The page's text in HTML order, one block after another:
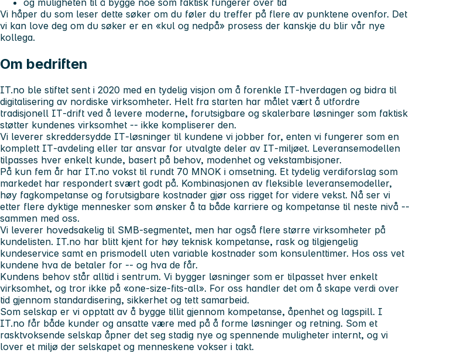
Vi håper du som leser dette søker om du føler du treffer på flere av punktene ovenfor. Det
vi kan love deg om du søker er en «kul og nedpå» prosess der kanskje du blir vår nye
kollega.
Om bedriften
IT.no ble stiftet sent i 2020 med en tydelig visjon om å forenkle IT‑hverdagen og bidra til
digitalisering av nordiske virksomheter. Helt fra starten har målet vært å utfordre
tradisjonell IT‑drift ved å levere moderne, forutsigbare og skalerbare løsninger som faktisk
støtter kundenes virksomhet -- ikke kompliserer den.
Vi leverer skreddersydde IT‑løsninger til kundene vi jobber for, enten vi fungerer som en
komplett IT‑avdeling eller tar ansvar for utvalgte deler av IT‑miljøet. Leveransemodellen
tilpasses hver enkelt kunde, basert på behov, modenhet og vekstambisjoner.
På kun fem år har IT.no vokst til rundt 70 MNOK i omsetning. Et tydelig verdiforslag som
markedet har respondert svært godt på. Kombinasjonen av fleksible leveransemodeller,
høy fagkompetanse og forutsigbare kostnader gjør oss rigget for videre vekst. Nå ser vi
etter flere dyktige mennesker som ønsker å ta både karriere og kompetanse til neste nivå --
sammen med oss.
Vi leverer hovedsakelig til SMB‑segmentet, men har også flere større virksomheter på
kundelisten. IT.no har blitt kjent for høy teknisk kompetanse, rask og tilgjengelig
kundeservice samt en prismodell uten variable kostnader som konsulenttimer. Hos oss vet
kundene hva de betaler for -- og hva de får.
Kundens behov står alltid i sentrum. Vi bygger løsninger som er tilpasset hver enkelt
virksomhet, og tror ikke på «one‑size‑fits‑all». For oss handler det om å skape verdi over
tid gjennom standardisering, sikkerhet og tett samarbeid.
Som selskap er vi opptatt av å bygge tillit gjennom kompetanse, åpenhet og lagspill. I
IT.no får både kunder og ansatte være med på å forme løsninger og retning. Som et
rasktvoksende selskap åpner det seg stadig nye og spennende muligheter internt, og vi
lover et miljø der selskapet og menneskene vokser i takt.